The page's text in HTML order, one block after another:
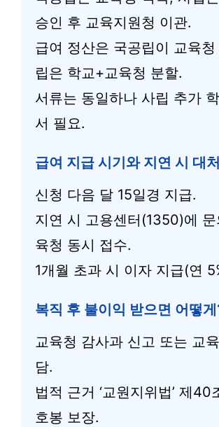
승인 후 교육지원청 이관.
급여 정산은 국공립이 교육
립은 학교+교육청 분할.
서류는 동일하나 사립 추가
서 필요.
급여 지급 시기와 지연 시 대
신청 다음 달 15일경 지급.
지연 시 고용센터(1350)에
육청 동시 접수.
1개월 초과 시 이자 지급(연
복직 후 불이익 받으면 어떻
교육청 감사과 신고 또는 교
담.
법적 근거 ‘교원지위법’ 제40
호봉 보장.